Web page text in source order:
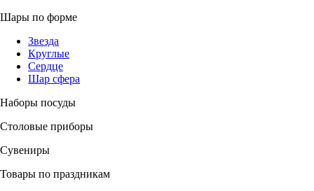
Шары по форме
Звезда
Круглые
Сердце
Шар сфера
Наборы посуды
Столовые приборы
Сувениры
Товары по праздникам